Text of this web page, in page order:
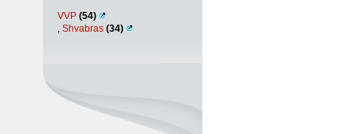
VVP (54)
Shvabras (34)